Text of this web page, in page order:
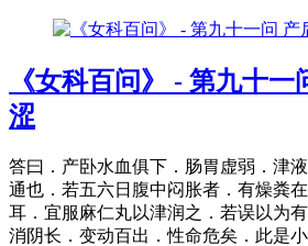
《女科百问》 - 第九十
涩
答曰．产卧水血俱下．肠胃虚弱．津
通也．若五六日腹中闷胀者．有燥粪
耳．宜服麻仁丸以津润之．若误以为
消阴长．变动百出．性命危矣．此是